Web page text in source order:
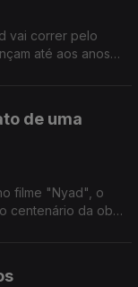
vai correr pelo
até aos anos
de uma
filme "Nyad", o
centenário da obra